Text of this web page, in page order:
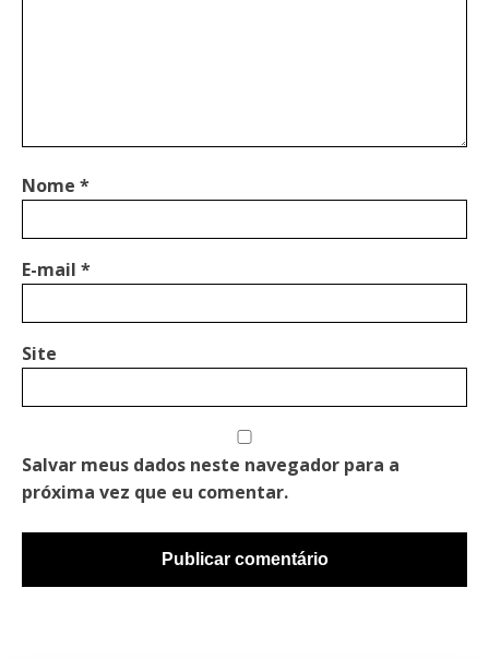
Nome *
E-mail *
Site
Salvar meus dados neste navegador para a
próxima vez que eu comentar.